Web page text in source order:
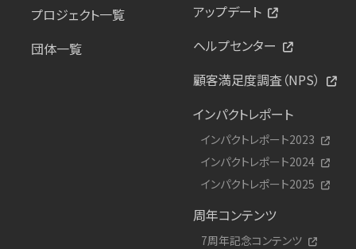
プロジェクト一覧
団体一覧
アップデート
ヘルプセンター
顧客満足度調査（NPS）
インパクトレポート
インパクトレポート2023
インパクトレポート2024
インパクトレポート2025
周年コンテンツ
7周年記念コンテンツ